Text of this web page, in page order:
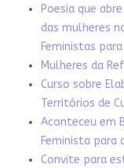
Poesia que
das mulheres
Feministas
Mulheres da
Curso sobre
Territórios de
Aconteceu em
Feminista para
Convite para